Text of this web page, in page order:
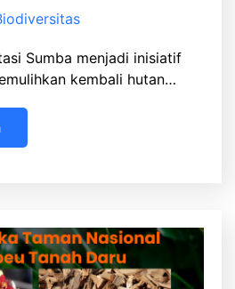
Sumba menjadi inisiatif
kembali hutan…